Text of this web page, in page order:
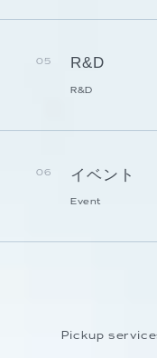
05 R&D
R&D
06 イベント
Event
Pickup